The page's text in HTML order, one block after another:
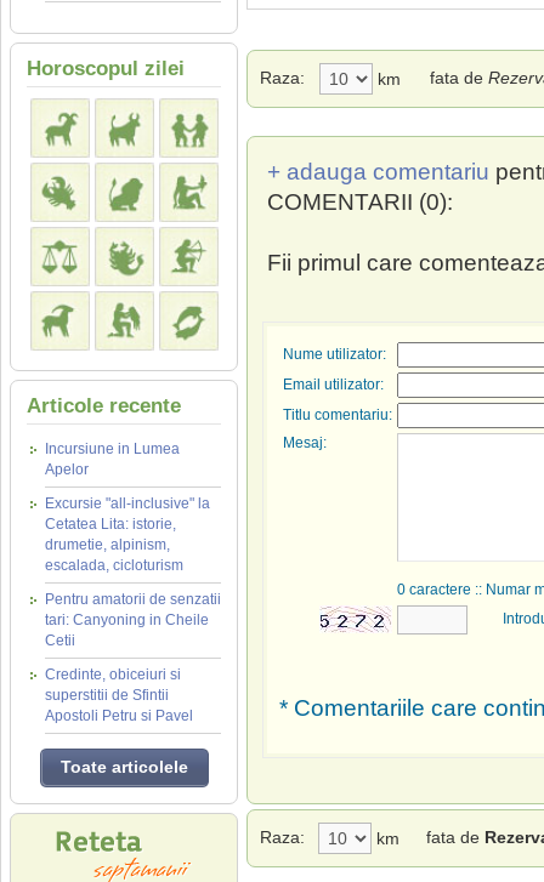
Horoscopul zilei
Articole recente
Incursiune in Lumea
Apelor
Excursie "all-inclusive" la
Cetatea Lita: istorie,
drumetie, alpinism,
escalada, cicloturism
Pentru amatorii de senzatii
tari: Canyoning in Cheile
Cetii
Credinte, obiceiuri si
superstitii de Sfintii
Apostoli Petru si Pavel
Toate articolele
Raza: km fata de
+ adauga comentariu
COMENTARII (0):
Fii primul care
Nume utilizator:
Email utilizator:
Titlu comentariu:
Mesaj:
0 caractere :: Numar
* Comentariile care
Raza: km fata de